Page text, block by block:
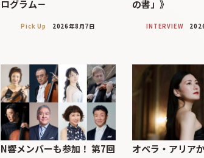
ログラム－
Pick Up 2026年8月7日
の書」》
INTERVIEW
N響メンバーも参加！ 第7回
オペラ・アリア